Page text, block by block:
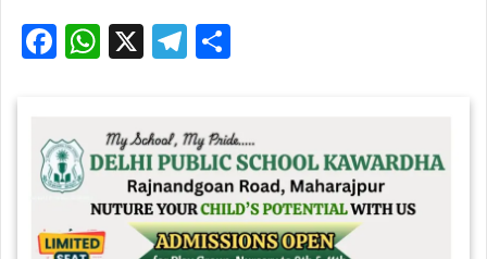
F
e
b
o
W
s
A
p
p
X
T
gr
a
m
e